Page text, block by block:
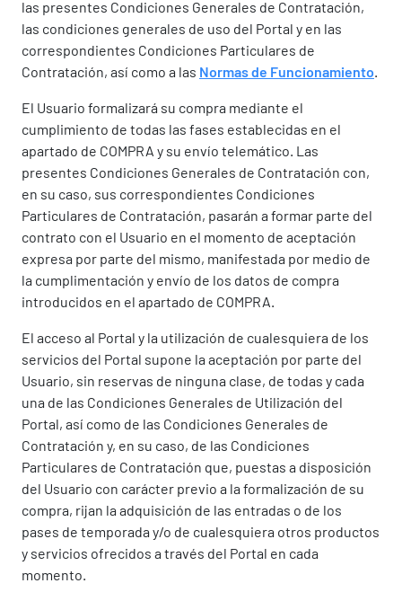
las presentes Condiciones Generales de Contratación,
las condiciones generales de uso del Portal y en las
correspondientes Condiciones Particulares de
Contratación, así como a las Normas de Funcionamiento.
El Usuario formalizará su compra mediante el
cumplimiento de todas las fases establecidas en el
apartado de COMPRA y su envío telemático. Las
presentes Condiciones Generales de Contratación con,
en su caso, sus correspondientes Condiciones
Particulares de Contratación, pasarán a formar parte del
contrato con el Usuario en el momento de aceptación
expresa por parte del mismo, manifestada por medio de
la cumplimentación y envío de los datos de compra
introducidos en el apartado de COMPRA.
El acceso al Portal y la utilización de cualesquiera de los
servicios del Portal supone la aceptación por parte del
Usuario, sin reservas de ninguna clase, de todas y cada
una de las Condiciones Generales de Utilización del
Portal, así como de las Condiciones Generales de
Contratación y, en su caso, de las Condiciones
Particulares de Contratación que, puestas a disposición
del Usuario con carácter previo a la formalización de su
compra, rijan la adquisición de las entradas o de los
pases de temporada y/o de cualesquiera otros productos
y servicios ofrecidos a través del Portal en cada
momento.